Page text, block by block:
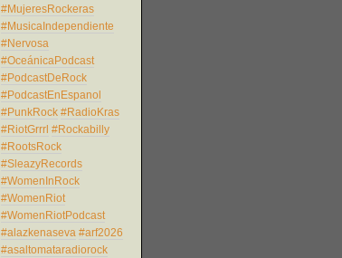
#MujeresRockeras
#MusicaIndependiente
#Nervosa
#OceánicaPodcast
#PodcastDeRock
#PodcastEnEspanol
#PunkRock #RadioKras
#RiotGrrrl #Rockabilly
#RootsRock
#SleazyRecords
#WomenInRock
#WomenRiot
#WomenRiotPodcast
#alazkenaseva #arf2026
#asaltomataradiorock